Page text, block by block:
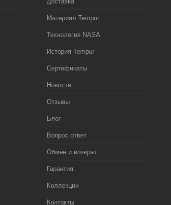
Материал Tempur
Технология NASA
История Tempur
Сертификаты
Новости
Отзывы
Блог
Вопрос ответ
Обмен и возврат
Гарантия
Коллекции
Контакты